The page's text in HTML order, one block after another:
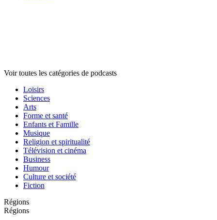
Voir toutes les catégories de podcasts
Loisirs
Sciences
Arts
Forme et santé
Enfants et Famille
Musique
Religion et spiritualité
Télévision et cinéma
Business
Humour
Culture et société
Fiction
Régions
Régions